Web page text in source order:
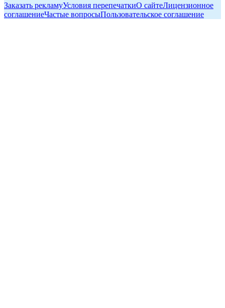
Заказать рекламуУсловия перепечаткиО сайтеЛицензионное
соглашениеЧастые вопросыПользовательское соглашение